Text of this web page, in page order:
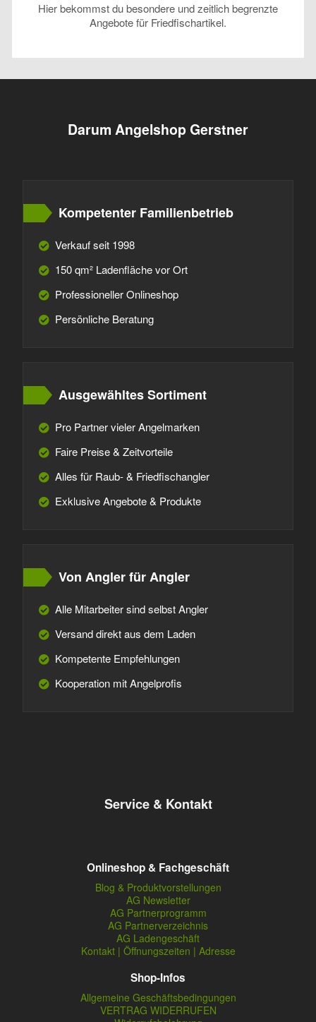
Hier bekommst du besondere und zeitlich begrenzte
Angebote für Friedfischartikel.
Darum Angelshop Gerstner
Kompetenter Familienbetrieb
Verkauf seit 1998
150 qm² Ladenfläche vor Ort
Professioneller Onlineshop
Persönliche Beratung
Ausgewähltes Sortiment
Pro Partner vieler Angelmarken
Faire Preise & Zeitvorteile
Alles für Raub- & Friedfischangler
Exklusive Angebote & Produkte
Von Angler für Angler
Alle Mitarbeiter sind selbst Angler
Versand direkt aus dem Laden
Kompetente Empfehlungen
Kooperation mit Angelprofis
Service & Kontakt
Onlineshop & Fachgeschäft
Blog & Produktvorstellungen
AG Newsletter
AG Partnerprogramm
AG Partnerverzeichnis
AG Ladengeschäft
Kontakt | Öffnungszeiten | Adresse
Shop-Infos
Allgemeine Geschäftsbedingungen
VERTRAG WIDERRUFEN